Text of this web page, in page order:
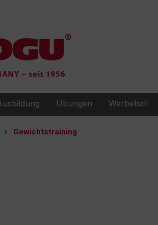
Übungen Werbeball
Gewichtstraining